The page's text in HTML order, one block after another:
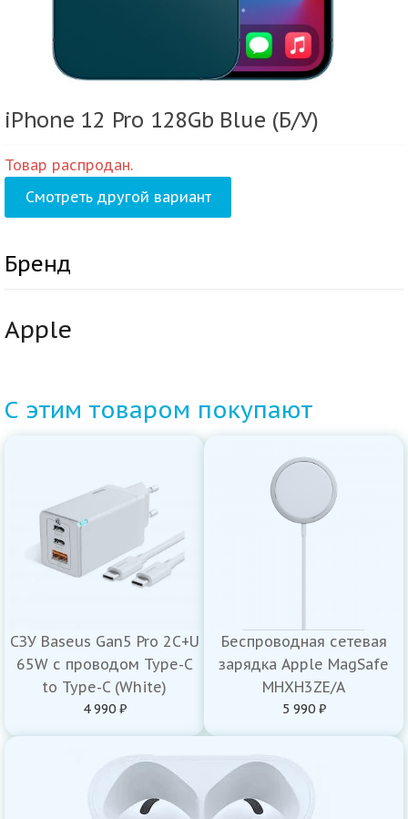
iPhone 12 Pro 128Gb Blue (Б/У)
Товар распродан.
Смотреть другой вариант
Бренд
Apple
С этим товаром покупают
СЗУ Baseus Gan5 Pro 2C+U
65W с проводом Type-C
to Type-C (White)
4 990 ₽
Беспроводная сетевая
зарядка Apple MagSafe
MHXH3ZE/A
5 990 ₽